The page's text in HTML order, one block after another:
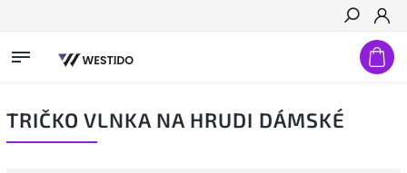
Hledat
TRIČKO VLNKA NA HRUDI DÁMSKÉ